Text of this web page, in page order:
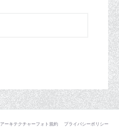
アーキテクチャーフォト規約 プライバシーポリシー